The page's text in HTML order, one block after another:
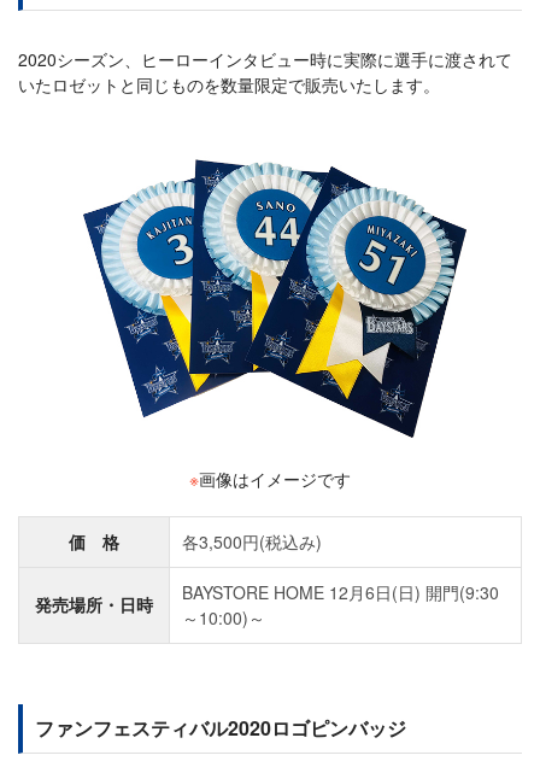
2020シーズン、ヒーローインタビュー時に実際に選手に渡されて
いたロゼットと同じものを数量限定で販売いたします。
※画像はイメージです
価 格 各3,500円(税込み)
発売場所・日時
BAYSTORE HOME 12月6日(日) 開門(9:30
～10:00)～
ファンフェスティバル2020ロゴピンバッジ